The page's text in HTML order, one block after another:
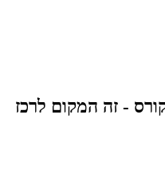
- זה המקום לרכז